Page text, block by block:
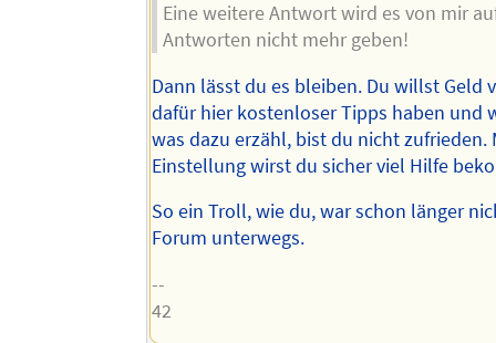
Eine weitere Antwort wird es von mir
Antworten nicht mehr geben!
Dann lässt du es bleiben. Du willst Geld
dafür hier kostenloser Tipps haben und
was dazu erzähl, bist du nicht zufrieden.
Einstellung wirst du sicher viel Hilfe
So ein Troll, wie du, war schon länger
Forum unterwegs.
--
42